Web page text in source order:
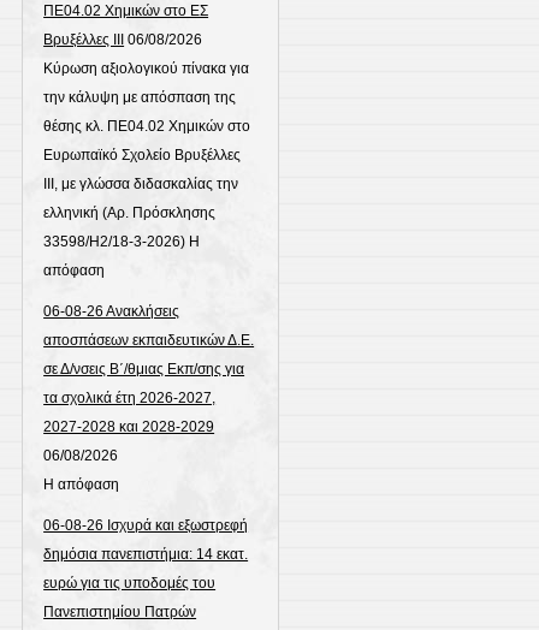
ΠΕ04.02 Χημικών στο ΕΣ
Βρυξέλλες ΙΙΙ 06/08/2026
Κύρωση αξιολογικού πίνακα για
την κάλυψη με απόσπαση της
θέσης κλ. ΠΕ04.02 Χημικών στο
Ευρωπαϊκό Σχολείο Βρυξέλλες
ΙΙΙ, με γλώσσα διδασκαλίας την
ελληνική (Αρ. Πρόσκλησης
33598/Η2/18-3-2026) Η
απόφαση
06-08-26 Ανακλήσεις
αποσπάσεων εκπαιδευτικών Δ.Ε.
σε Δ/νσεις Β΄/θμιας Εκπ/σης για
τα σχολικά έτη 2026-2027,
2027-2028 και 2028-2029
06/08/2026
Η απόφαση
06-08-26 Ισχυρά και εξωστρεφή
δημόσια πανεπιστήμια: 14 εκατ.
ευρώ για τις υποδομές του
Πανεπιστημίου Πατρών